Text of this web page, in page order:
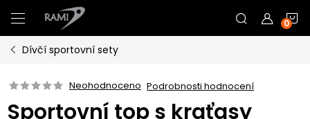
na
obsah
Dívčí sportovní sety
Neohodnoceno Podrobnosti hodnocení
Sportovní top s kraťasy